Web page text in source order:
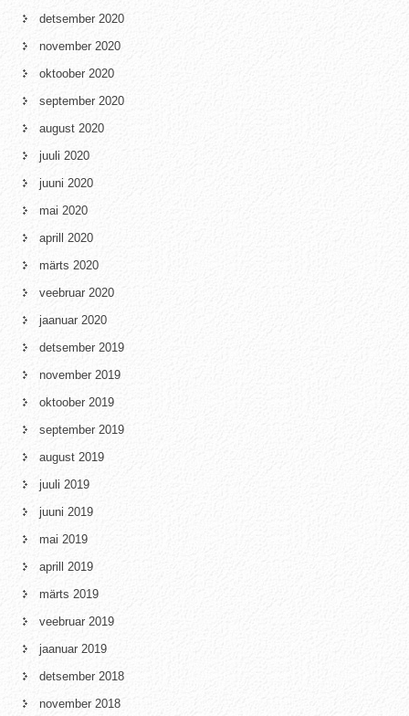
detsember 2020
november 2020
oktoober 2020
september 2020
august 2020
juuli 2020
juuni 2020
mai 2020
aprill 2020
märts 2020
veebruar 2020
jaanuar 2020
detsember 2019
november 2019
oktoober 2019
september 2019
august 2019
juuli 2019
juuni 2019
mai 2019
aprill 2019
märts 2019
veebruar 2019
jaanuar 2019
detsember 2018
november 2018